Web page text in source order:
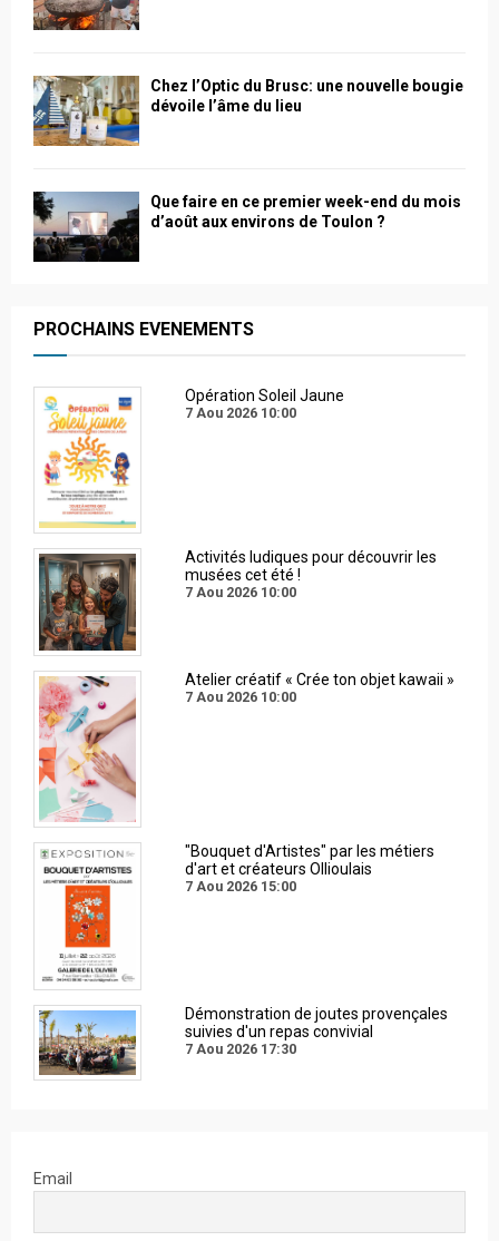
Chez l’Optic du Brusc: une nouvelle bougie
dévoile l’âme du lieu
Que faire en ce premier week-end du mois
d’août aux environs de Toulon ?
PROCHAINS EVENEMENTS
Opération Soleil Jaune
7 Aou 2026 10:00
Activités ludiques pour découvrir les
musées cet été !
7 Aou 2026 10:00
Atelier créatif « Crée ton objet kawaii »
7 Aou 2026 10:00
"Bouquet d'Artistes" par les métiers
d'art et créateurs Ollioulais
7 Aou 2026 15:00
Démonstration de joutes provençales
suivies d'un repas convivial
7 Aou 2026 17:30
Email